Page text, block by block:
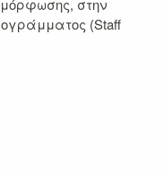
στην
(Staff